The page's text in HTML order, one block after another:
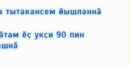
тытакансем йышланнӑ
ӗҫ укҫи 90 пин